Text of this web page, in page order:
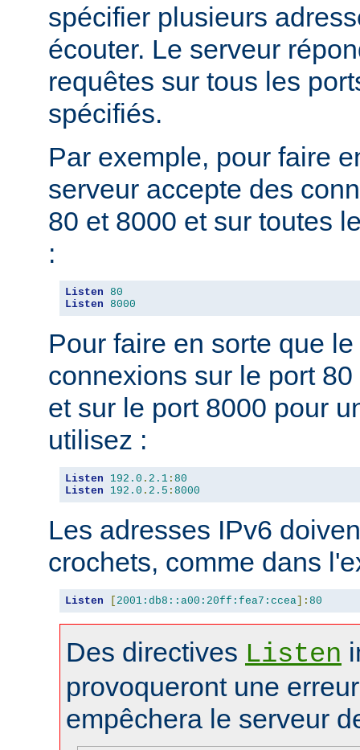
spécifier plusieurs
écouter. Le serveur
requêtes sur tous les
spécifiés.
Par exemple, pour faire
serveur accepte des
80 et 8000 et sur toutes
:
Listen 80
Listen 8000
Pour faire en sorte que
connexions sur le port
et sur le port 8000 pour
utilisez :
Listen 192.0 . 2.1 : 80
Listen
192.0 . 2.5 : 8000
Les adresses IPv6
crochets, comme dans
Listen [ 2001:db8::a00:20ff:fea7:ccea]: 80
Des directives Listen
provoqueront une
empêchera le serveur